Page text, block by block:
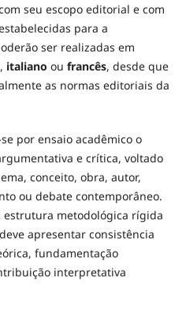
seu escopo editorial e com
para a
ser realizadas em
, italiano ou francês, desde que
as normas editoriais da
por ensaio acadêmico o
e crítica, voltado
conceito, obra, autor,
ou debate contemporâneo.
estrutura metodológica rígida
apresentar consistência
fundamentação
interpretativa